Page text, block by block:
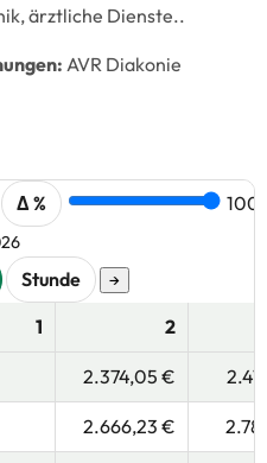
ärztliche Dienste..
AVR Diakonie
Δ % 100
Stunde →
1 2
2.374,05 €
2.666,23 €